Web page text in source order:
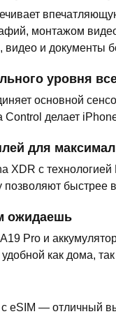
монтажом
и документы
уровня
основной
Control делает
для
XDR с
позволяют быстрее
ожидаешь
Pro и
как дома,
eSIM — отличный